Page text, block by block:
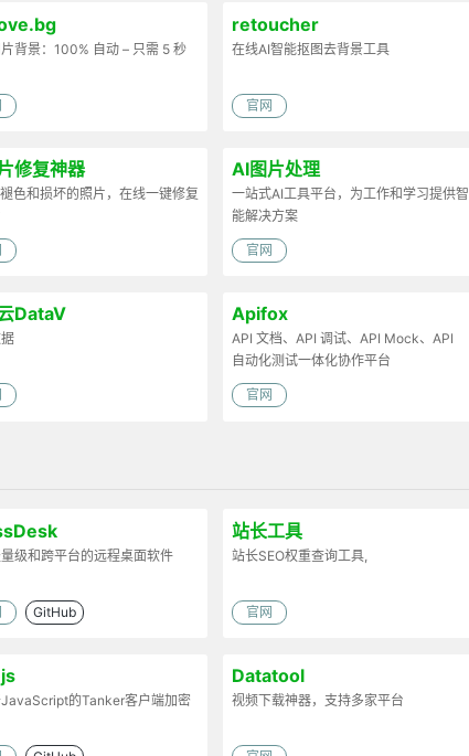
背景：100% 自动 – 只需 5 秒
retoucher
在线AI智能抠图去背景工具
官网
修复神器
色和损坏的照片，在线一键修复
AI图片处理
一站式AI工具平台，为工作和学习提供智
能解决方案
官网
DataV Apifox
API 文档、API 调试、API Mock、API
自动化测试一体化协作平台
官网
级和跨平台的远程桌面软件
GitHub
站长工具
站长SEO权重查询工具,
官网
的Tanker客户端加密
Datatool
视频下载神器，支持多家平台